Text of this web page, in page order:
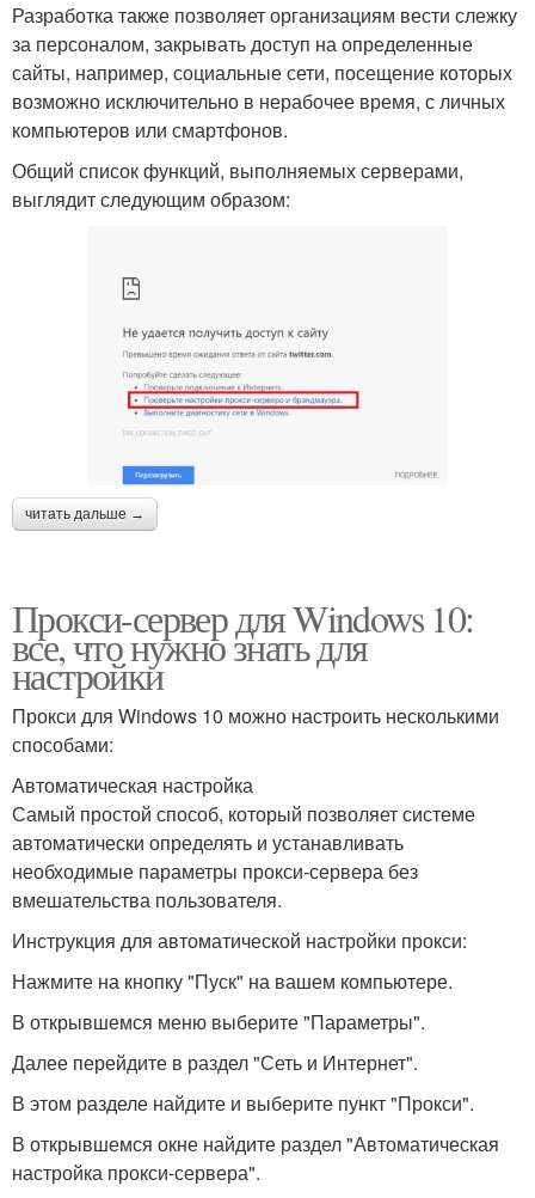
Разработка также позволяет организациям вести слежку
за персоналом, закрывать доступ на определенные
сайты, например, социальные сети, посещение которых
возможно исключительно в нерабочее время, с личных
компьютеров или смартфонов.
Общий список функций, выполняемых серверами,
выглядит следующим образом:
читать дальше →
Прокси-сервер для Windows 10:
все, что нужно знать для
настройки
Прокси для Windows 10 можно настроить несколькими
способами:
Автоматическая настройка
Самый простой способ, который позволяет системе
автоматически определять и устанавливать
необходимые параметры прокси-сервера без
вмешательства пользователя.
Инструкция для автоматической настройки прокси:
Нажмите на кнопку "Пуск" на вашем компьютере.
В открывшемся меню выберите "Параметры".
Далее перейдите в раздел "Сеть и Интернет".
В этом разделе найдите и выберите пункт "Прокси".
В открывшемся окне найдите раздел "Автоматическая
настройка прокси-сервера".